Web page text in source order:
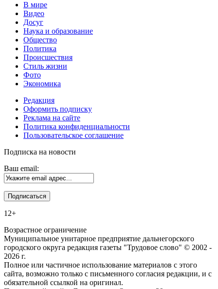
В мире
Видео
Досуг
Наука и образование
Общество
Политика
Происшествия
Стиль жизни
Фото
Экономика
Редакция
Оформить подписку
Реклама на сайте
Политика конфиденциальности
Пользовательское соглашение
Подписка на новости
Ваш email:
12+
Возрастное ограничение
Муниципальное унитарное предприятие дальнегорского
городского округа редакция газеты "Трудовое слово" © 2002 -
2026 г.
Полное или частичное использование материалов с этого
сайта, возможно только с письменного согласия редакции, и с
обязательной ссылкой на оригинал.